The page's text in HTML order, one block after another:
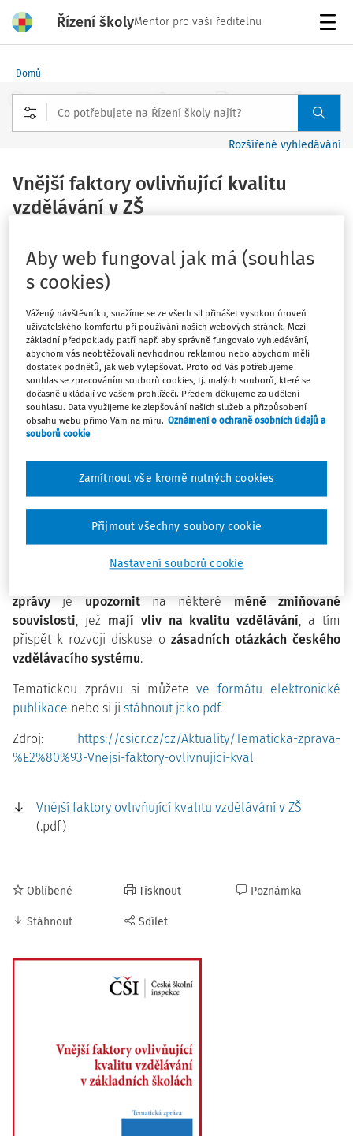
Řízení školyMentor pro vaši ředitelnu
Domů
Rozšířené vyhledávání
Vnější faktory ovlivňující kvalitu
vzdělávání v ZŠ
1 minuta čtení
Tematická zpráva
Kvalita vzdělávánípředstavujesložitý a
mnohovrstevnatý koncept, který jeovlivňován faktory
různých úrovních –od jednotlivce, přes třídu a školu, až
po celý vzdělávací systém. Zkoumání vztahů
vnějšími faktoryvzdělávání a jednotlivými
složkamikvality vzdělávání, stejně jakopochopení
mechanismů, které tyto vztahy utvářejí, je
předpoklademprokvalifikované rozhodováníjak
úrovni vzdělávací politiky , tak v rámcikaždodenní
praxe.
tímto směrembyl zaměřenhlavní cíl tematického
šetřenírealizovaného Českou školní inspekcí, které
analýzu vnějších faktorů
zprávy je upozornitna některé méně zmiňované
souvislosti, jež mají vliv na kvalitu vzdělávání, a tím
přispět k rozvoji diskuse o zásadních otázkách českého
vzdělávacího systému.
Tematickou zprávu si můžeteve formátu elektronické
publikace nebo si ji stáhnout jako pdf.
Zdroj: https://csicr.cz/cz/Aktuality/Tematicka-zprava-
%E2%80%93-Vnejsi-faktory-ovlivnujici-kval
Vnější faktory ovlivňující kvalitu vzdělávání v ZŠ
(.pdf)
Oblíbené
Stáhnout
Tisknout
Sdílet
Poznámka
Aby web fungoval jak má (souhlas
s cookies)
Vážený návštěvníku, snažíme se ze všech sil přinášet vysokou úroveň
uživatelského komfortu při používání našich webových stránek. Mezi
základní předpoklady patří např. aby správně fungovalo vyhledávání,
abychom vás neobtěžovali nevhodnou reklamou nebo abychom měli
dostatek podnětů, jak web vylepšovat. Proto od Vás potřebujeme
souhlas se zpracováním souborů cookies, tj. malých souborů, které se
dočasně ukládají ve vašem prohlížeči. Předem děkujeme za udělení
souhlasu. Data využijeme ke zlepšování našich služeb a přizpůsobení
obsahu webu přímo Vám na míru. Oznámení o ochraně osobních údajů a
souborů cookie
Nastavení souborů cookie
Zamítnout vše kromě nutných cookies
Přijmout všechny soubory cookie